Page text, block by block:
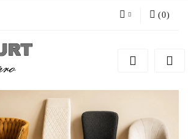
Zarejestruj się
(0)